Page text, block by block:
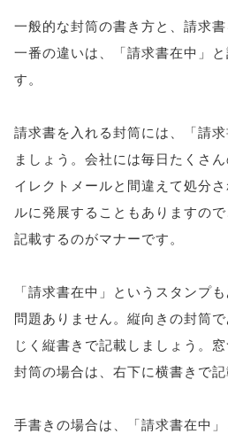
一般的な封筒の書き方と、請求
一番の違いは、「請求書在中」
す。
請求書を入れる封筒には、「請
ましょう。会社には毎日たくさ
イレクトメールと間違えて処分
ルに発展することもありますの
記載するのがマナーです。
「請求書在中」というスタンプ
問題ありません。縦向きの封筒
じく縦書きで記載しましょう。
封筒の場合は、右下に横書きで記
手書きの場合は、「請求書在中